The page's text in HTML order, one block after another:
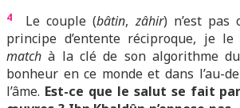
4 Le couple (bâtin,zâhir) n’est pas
principe d’entente réciproque, je
match à la clé de son algorithme du
bonheur en ce monde et dans l’au-
l’âme. Est-ce que le salut se fait